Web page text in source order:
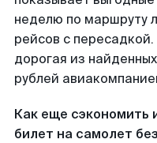
неделю по маршруту
рейсов с
дорогая из
рублей
Как еще сэкономить
билет на самолет